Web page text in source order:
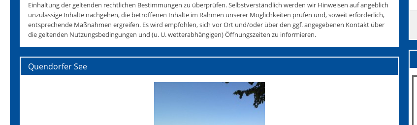
Einhaltung der geltenden rechtlichen Bestimmungen zu überprüfen. Selbstverständlich werden wir Hinweisen auf angeblich
unzulässige Inhalte nachgehen, die betroffenen Inhalte im Rahmen unserer Möglichkeiten prüfen und, soweit erforderlich,
entsprechende Maßnahmen ergreifen. Es wird empfohlen, sich vor Ort und/oder über den ggf. angegebenen Kontakt über
die geltenden Nutzungsbedingungen und (u. U. wetterabhängigen) Öffnungszeiten zu informieren.
Quendorfer See